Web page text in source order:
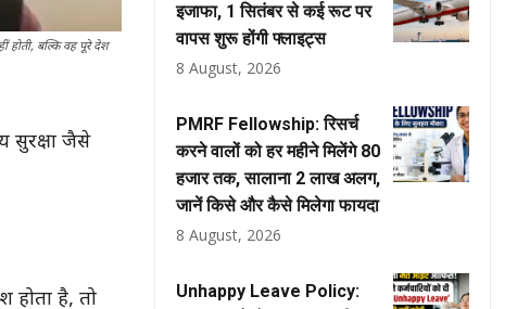
होती, बल्कि वह पूरे देश
सुरक्षा जैसे
होता है, तो
इजाफा, 1 सितंबर से कई रूट पर
वापस शुरू होंगी फ्लाइट्स
8 August, 2026
PMRF Fellowship: रिसर्च
करने वालों को हर महीने मिलेंगे ₹80
हजार तक, सालाना ₹2 लाख अलग,
जानें किसे और कैसे मिलेगा फायदा
8 August, 2026
Unhappy Leave Policy: